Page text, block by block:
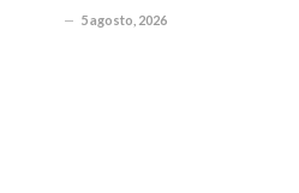
5 agosto, 2026